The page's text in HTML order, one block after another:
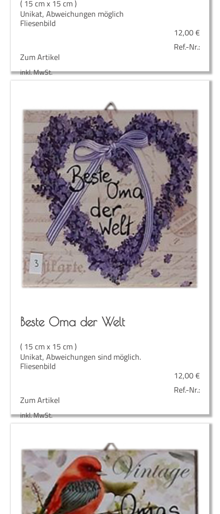
( 15 cm x 15 cm )
Unikat, Abweichungen möglich
Fliesenbild
12,00€
Ref.-Nr.:
Zum Artikel
inkl. MwSt.
Bes­te Oma der Welt
( 15 cm x 15 cm )
Unikat, Abweichungen sind möglich.
Fliesenbild
12,00€
Ref.-Nr.:
Zum Artikel
inkl. MwSt.